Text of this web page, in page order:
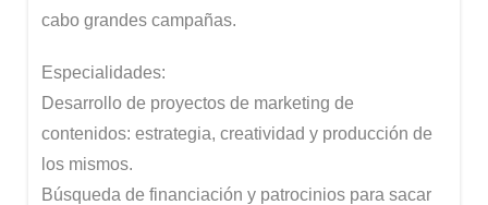
cabo grandes campañas.
Especialidades:
Desarrollo de proyectos de marketing de
contenidos: estrategia, creatividad y producción de
los mismos.
Búsqueda de financiación y patrocinios para sacar